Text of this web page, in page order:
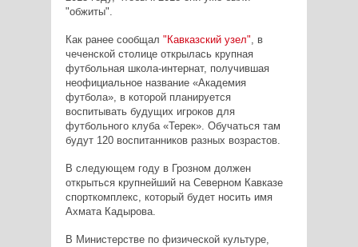
"обжиты".
Как ранее сообщал "Кавказский узел", в
чеченской столице открылась крупная
футбольная школа-интернат, получившая
неофициальное название «Академия
футбола», в которой планируется
воспитывать будущих игроков для
футбольного клуба «Терек». Обучаться там
будут 120 воспитанников разных возрастов.
В следующем году в Грозном должен
открыться крупнейший на Северном Кавказе
спорткомплекс, который будет носить имя
Ахмата Кадырова.
В Министерстве по физической культуре,